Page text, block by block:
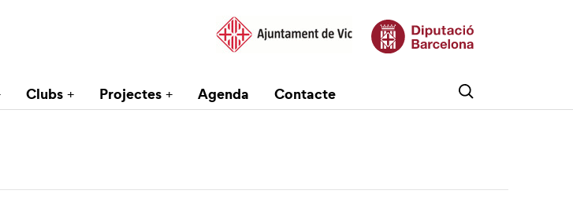
Clubs Projectes Agenda Contacte